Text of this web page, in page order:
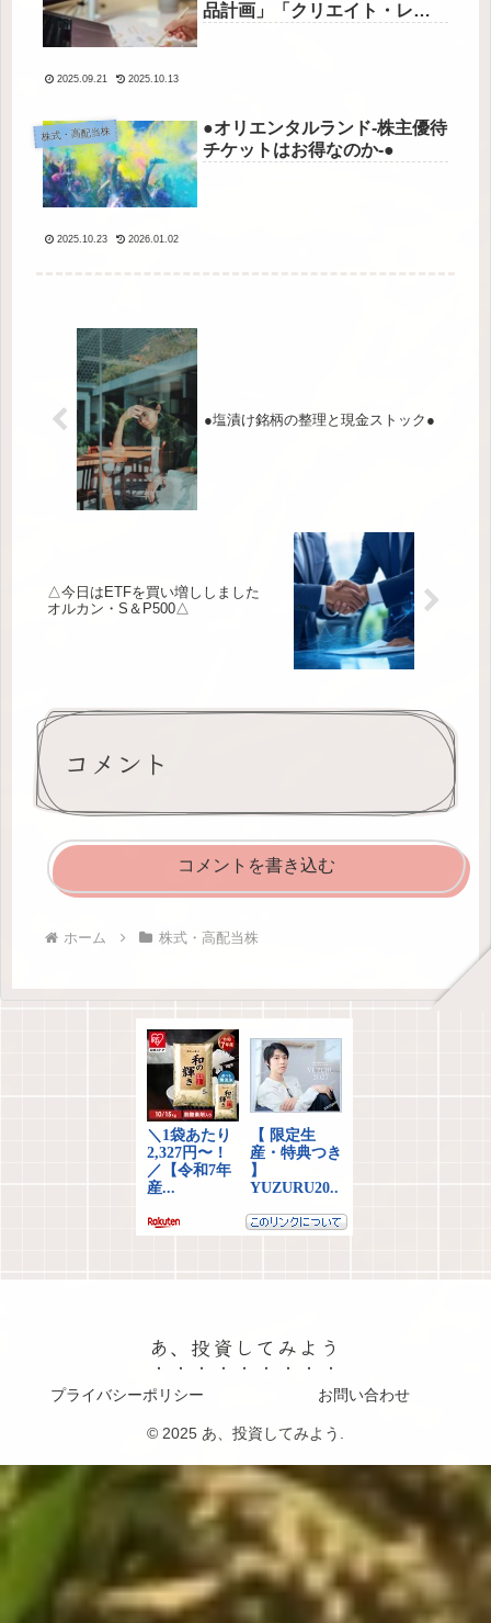
品計画」「クリエイト・レス
2025.09.21 2025.10.13
株式・高配当株
●オリエンタルランド-株主優待
チケットはお得なのか-●
2025.10.23 2026.01.02
●塩漬け銘柄の整理と現金ストック●
△今日はETFを買い増ししました
オルカン・S＆P500△
コメント
コメントを書き込む
ホーム 株式・高配当株
あ、投資してみよう
プライバシーポリシー お問い合わせ
© 2025 あ、投資してみよう.